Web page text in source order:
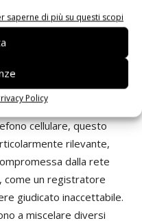
saperne di più su questi scopi
Policy
decisioni di
e rumore, pertanto,
più l’utilizzatore
conseguenza dell’errata
per rumore.
ma a scapito della
cellulare, questo
rilevante,
dalla rete
come un registratore
giudicato inaccettabile.
a miscelare diversi